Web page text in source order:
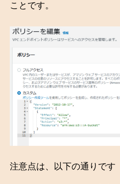
ことです。
注意点は、以下の通りです